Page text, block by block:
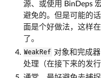
源、或使用 BinDeps
避免的。但是可能的
面是个好做法，这样
了。
WeakRef 对象和完成
处理（在接下来的发